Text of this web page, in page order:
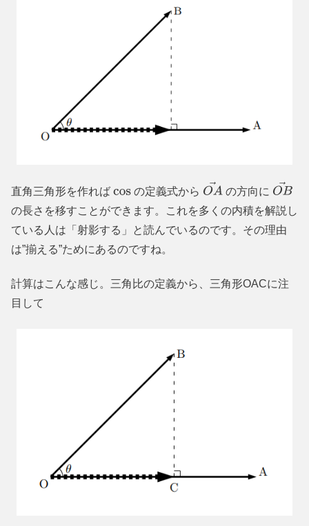
直角三角形を作れば cosの定義式から OA→
の方向に OB→
の長さを移すことができます。これを多くの内積を解説し
ている人は「射影する」と読んでいるのです。その理由
は”揃える”ためにあるのですね。
計算はこんな感じ。三角比の定義から、三角形OACに注
目して